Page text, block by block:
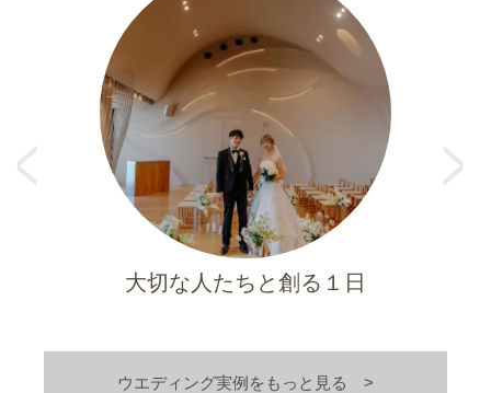
o
大切な人たちと創る１日
e
xt
ウエディング実例をもっと見る